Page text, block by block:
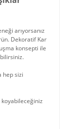
arıyorsanız
Dekoratif Kar
konsepti ile
hep sizi
koyabileceğiniz